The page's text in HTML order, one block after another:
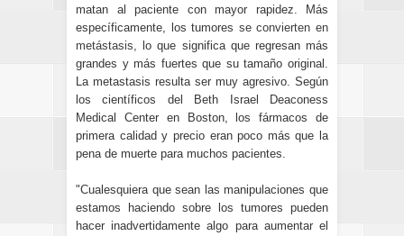
matan al paciente con mayor rapidez. Más
específicamente, los tumores se convierten en
metástasis, lo que significa que regresan más
grandes y más fuertes que su tamaño original.
La metastasis resulta ser muy agresivo. Según
los científicos del Beth Israel Deaconess
Medical Center en Boston, los fármacos de
primera calidad y precio eran poco más que la
pena de muerte para muchos pacientes.
"Cualesquiera que sean las manipulaciones que
estamos haciendo sobre los tumores pueden
hacer inadvertidamente algo para aumentar el